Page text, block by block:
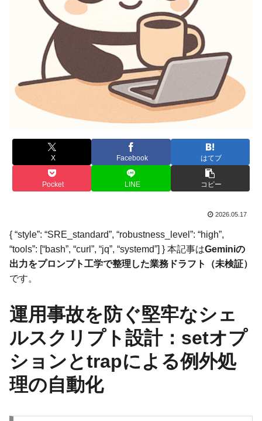
X Facebook はてブ
Pocket LINE コピー
2026.05.17
{ “style”: “SRE_standard”, “robustness_level”: “high”,
“tools”: [“bash”, “curl”, “jq”, “systemd”] } 本記事はGeminiの
出力をプロンプト工学で整理した業務ドラフト（未検証）
です。
運用事故を防ぐ堅牢なシェ
ルスクリプト設計：setオプ
ションとtrapによる例外処
理の自動化